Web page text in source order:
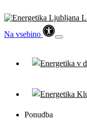
Na vsebino
Ponudba